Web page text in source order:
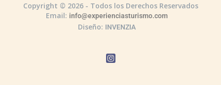
Copyright © 2026 - Todos los Derechos Reservados
Email: info@experienciasturismo.com
Diseño: INVENZIA